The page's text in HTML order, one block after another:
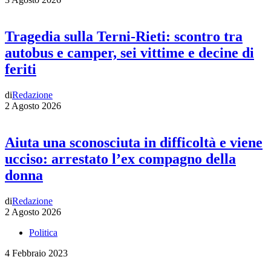
Tragedia sulla Terni-Rieti: scontro tra
autobus e camper, sei vittime e decine di
feriti
diRedazione
2 Agosto 2026
Aiuta una sconosciuta in difficoltà e viene
ucciso: arrestato l’ex compagno della
donna
diRedazione
2 Agosto 2026
Politica
4 Febbraio 2023